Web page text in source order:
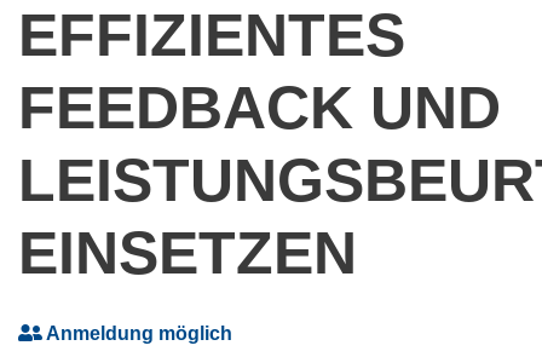
EFFIZIENTES
FEEDBACK UND
EINSETZEN
Anmeldung möglich